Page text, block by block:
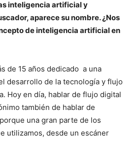
inteligencia artificial y
aparece su nombre. ¿Nos
de inteligencia artificial en
de 15 años dedicado a una
desarrollo de la tecnología y flujo
Hoy en día, hablar de flujo digital
también de hablar de
una gran parte de los
utilizamos, desde un escáner